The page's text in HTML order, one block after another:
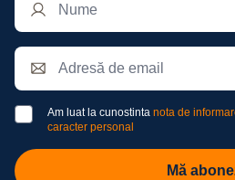
Am luat la cunostinta nota de
caracter personal
Mă